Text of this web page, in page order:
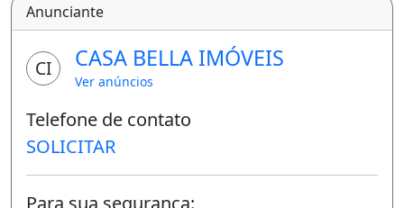
(R$ 800 do aluguel + R$ 800 do mês de
caução)
SE TEM INTERESSE NÃO PERA TEMPO E
ENTRE EM CONTATO POR TELEFONE OU
ENVIE MENSAGENS DE WHATSAPP ASSIM
RESPONDO MAIS RÁPIDO A VOCÊ.
Anunciante
CI CASA BELLA IMÓVEIS
Ver anúncios
Telefone de contato
SOLICITAR